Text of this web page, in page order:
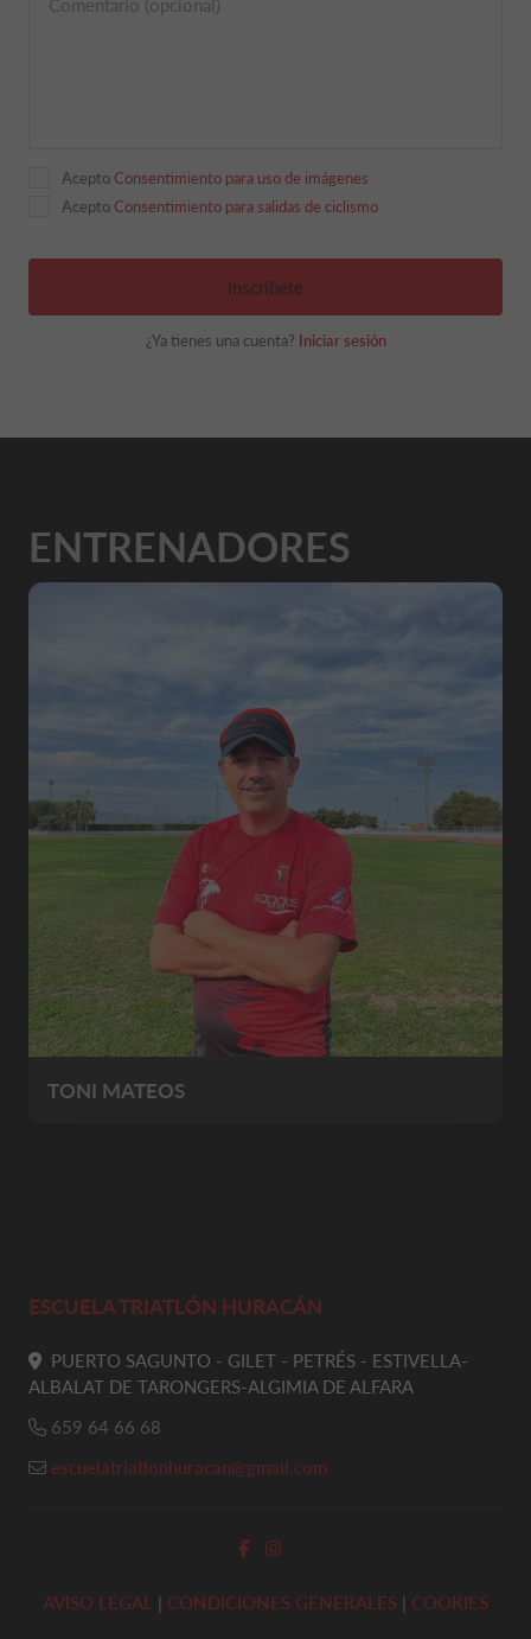
Comentario (opcional)
Acepto Consentimiento para uso de imágenes
Acepto Consentimiento para salidas de ciclismo
Inscríbete
¿Ya tienes una cuenta? Iniciar sesión
ENTRENADORES
TONI MATEOS
ESCUELA TRIATLÓN HURACÁN
PUERTO SAGUNTO - GILET - PETRÉS - ESTIVELLA-
ALBALAT DE TARONGERS-ALGIMIA DE ALFARA
659 64 66 68
escuelatriatlonhuracan@gmail.com
AVISO LEGAL | CONDICIONES GENERALES | COOKIES